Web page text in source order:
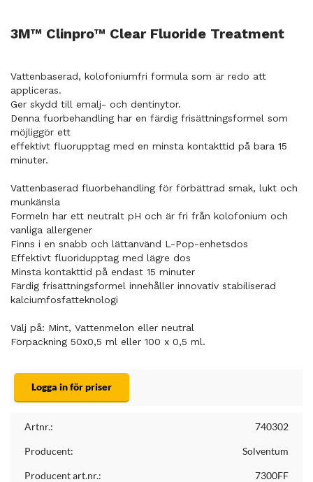
3M™ Clinpro™ Clear Fluoride Treatment
Vattenbaserad, kolofoniumfri formula som är redo att
appliceras.
Ger skydd till emalj- och dentinytor.
Denna fuorbehandling har en färdig frisättningsformel som
möjliggör ett
effektivt fluorupptag med en minsta kontakttid på bara 15
minuter.
Vattenbaserad fluorbehandling för förbättrad smak, lukt och
munkänsla
Formeln har ett neutralt pH och är fri från kolofonium och
vanliga allergener
Finns i en snabb och lättanvänd L-Pop-enhetsdos
Effektivt fluoridupptag med lägre dos
Minsta kontakttid på endast 15 minuter
Färdig frisättningsformel innehåller innovativ stabiliserad
kalciumfosfatteknologi
Välj på: Mint, Vattenmelon eller neutral
Förpackning 50x0,5 ml eller 100 x 0,5 ml.
Logga in för priser
Artnr.: 740302
Producent: Solventum
Producent art.nr.: 7300FF